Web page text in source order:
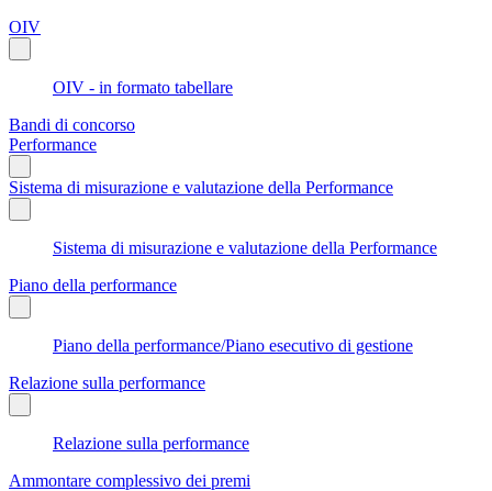
OIV
OIV - in formato tabellare
Bandi di concorso
Performance
Sistema di misurazione e valutazione della Performance
Sistema di misurazione e valutazione della Performance
Piano della performance
Piano della performance/Piano esecutivo di gestione
Relazione sulla performance
Relazione sulla performance
Ammontare complessivo dei premi